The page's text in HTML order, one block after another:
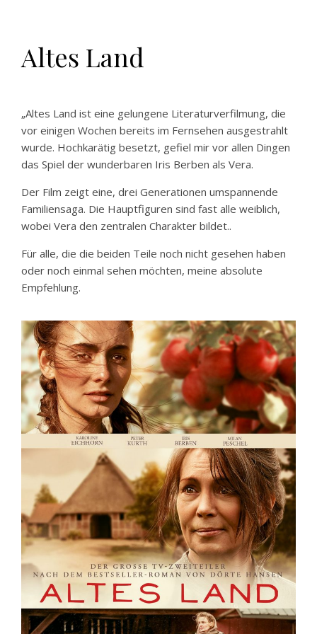
Altes Land
„Altes Land ist eine gelungene Literaturverfilmung, die
vor einigen Wochen bereits im Fernsehen ausgestrahlt
wurde. Hochkarätig besetzt, gefiel mir vor allen Dingen
das Spiel der wunderbaren Iris Berben als Vera.
Der Film zeigt eine, drei Generationen umspannende
Familiensaga. Die Hauptfiguren sind fast alle weiblich,
wobei Vera den zentralen Charakter bildet..
Für alle, die die beiden Teile noch nicht gesehen haben
oder noch einmal sehen möchten, meine absolute
Empfehlung.